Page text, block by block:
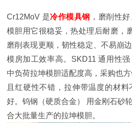
Cr12MoV 是冷作模具钢 ，磨削性
模胆用它很稳妥，热处理后耐磨，
磨削表现更顺，韧性稳定、不易崩
模房加工效率高。SKD11 通用性强
中负荷拉坤模胆适配度高，采购也
且红硬性不错，拉伸带温度的材
好。钨钢（硬质合金） 用金刚石砂
合大批量生产的拉坤模胆。